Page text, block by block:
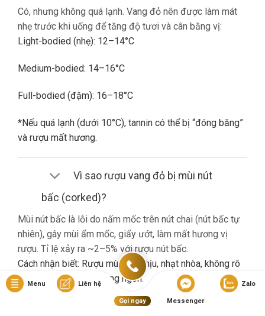
Có, nhưng không quá lạnh. Vang đỏ nên được làm mát
nhẹ trước khi uống để tăng độ tươi và cân bằng vị:
Light-bodied (nhẹ): 12–14°C
Medium-bodied: 14–16°C
Full-bodied (đậm): 16–18°C
*Nếu quá lạnh (dưới 10°C), tannin có thể bị “đóng băng”
và rượu mất hương.
Vì sao rượu vang đỏ bị mùi nút
bấc (corked)?
Mùi nút bấc là lỗi do nấm mốc trên nút chai (nút bấc tự
nhiên), gây mùi ẩm mốc, giấy ướt, làm mất hương vị
rượu. Tỉ lệ xảy ra ~2–5% với rượu nút bấc.
Cách nhận biết: Rượu mùi khó chịu, nhạt nhòa, không rõ
hương trái cây dù là vang ngon.
Nếu gặp lỗi này, bạn nên liên hệ cửa hàng đổi trả (nếu có
Menu Liên hệ
Gọi ngay Messenger
Zalo